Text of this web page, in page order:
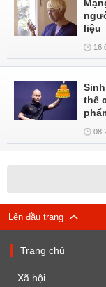
liệu
thể
Lên đầu trang
Trang chủ
Xã hội